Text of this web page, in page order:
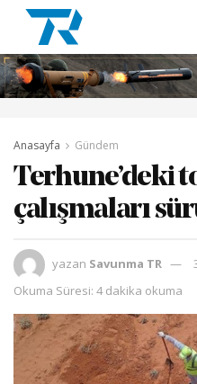
Anasayfa Gündem
Terhune’deki
çalışmaları
yazan Savunma TR
Okuma Süresi: 4 dakika okuma